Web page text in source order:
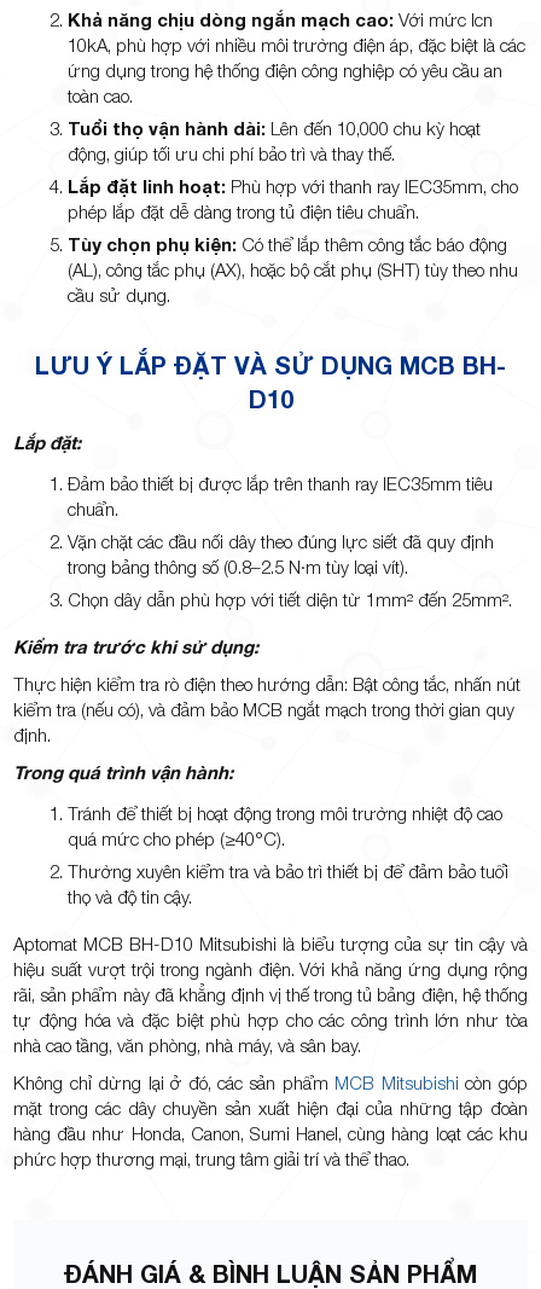
Khả năng chịu dòng ngắn mạch cao: Với mức Icn
10kA, phù hợp với nhiều môi trường điện áp, đặc biệt là các
ứng dụng trong hệ thống điện công nghiệp có yêu cầu an
toàn cao.
Tuổi thọ vận hành dài: Lên đến 10,000 chu kỳ hoạt
động, giúp tối ưu chi phí bảo trì và thay thế.
Lắp đặt linh hoạt: Phù hợp với thanh ray IEC35mm, cho
phép lắp đặt dễ dàng trong tủ điện tiêu chuẩn.
Tùy chọn phụ kiện: Có thể lắp thêm công tắc báo động
(AL), công tắc phụ (AX), hoặc bộ cắt phụ (SHT) tùy theo nhu
cầu sử dụng.
LƯU Ý LẮP ĐẶT VÀ SỬ DỤNG MCB BH-
D10
Lắp đặt:
Đảm bảo thiết bị được lắp trên thanh ray IEC35mm tiêu
chuẩn.
Vặn chặt các đầu nối dây theo đúng lực siết đã quy định
trong bảng thông số (0.8–2.5 N·m tùy loại vít).
Chọn dây dẫn phù hợp với tiết diện từ 1mm² đến 25mm².
Kiểm tra trước khi sử dụng:
Thực hiện kiểm tra rò điện theo hướng dẫn: Bật công tắc, nhấn nút
kiểm tra (nếu có), và đảm bảo MCB ngắt mạch trong thời gian quy
định.
Trong quá trình vận hành:
Tránh để thiết bị hoạt động trong môi trường nhiệt độ cao
quá mức cho phép (≥40°C).
Thường xuyên kiểm tra và bảo trì thiết bị để đảm bảo tuổi
thọ và độ tin cậy.
Aptomat MCB BH-D10 Mitsubishi là biểu tượng của sự tin cậy và
hiệu suất vượt trội trong ngành điện. Với khả năng ứng dụng rộng
rãi, sản phẩm này đã khẳng định vị thế trong tủ bảng điện, hệ thống
tự động hóa và đặc biệt phù hợp cho các công trình lớn như tòa
nhà cao tầng, văn phòng, nhà máy, và sân bay.
Không chỉ dừng lại ở đó, các sản phẩm MCB Mitsubishi còn góp
mặt trong các dây chuyền sản xuất hiện đại của những tập đoàn
hàng đầu như Honda, Canon, Sumi Hanel, cùng hàng loạt các khu
phức hợp thương mại, trung tâm giải trí và thể thao.
ĐÁNH GIÁ & BÌNH LUẬN SẢN PHẨM